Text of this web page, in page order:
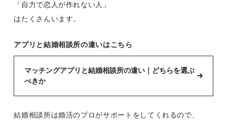
「自力で恋人が作れない人」
はたくさんいます。
アプリと結婚相談所の違いはこちら
マッチングアプリと結婚相談所の違い｜どちらを選ぶ
べきか
結婚相談所は婚活のプロがサポートをしてくれるので、